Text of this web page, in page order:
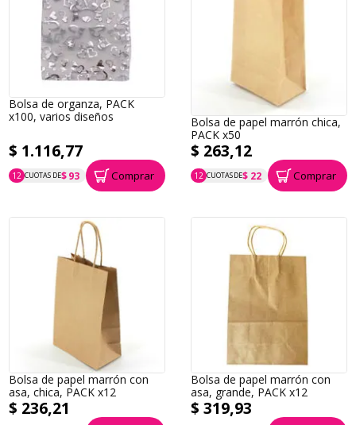
Bolsa de organza, PACK
x100, varios diseños
$ 1.116,77
12 CUOTAS DE$ 93
P.T.F. $ 1.117 Comprar
Bolsa de papel marrón chica,
PACK x50
$ 263,12
12 CUOTAS DE$ 22
P.T.F. $ 263 Comprar
Bolsa de papel marrón con
asa, chica, PACK x12
$ 236,21
Bolsa de papel marrón con
asa, grande, PACK x12
$ 319,93